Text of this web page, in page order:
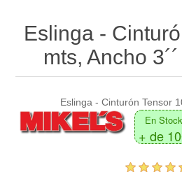
Eslinga -
mts, Ancho
Eslinga - Cinturón Tensor
En Stock
+ de